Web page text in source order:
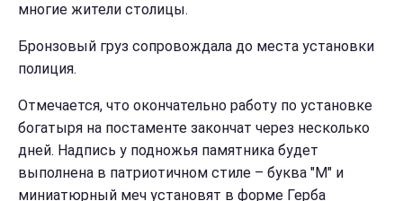
многие жители столицы.
Бронзовый груз сопровождала до места установки
полиция.
Отмечается, что окончательно работу по установке
богатыря на постаменте закончат через несколько
дней. Надпись у подножья памятника будет
выполнена в патриотичном стиле – буква "М" и
миниатюрный меч установят в форме Герба